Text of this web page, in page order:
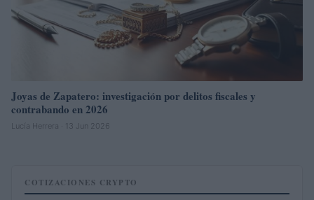
Joyas de Zapatero: investigación por delitos fiscales y
contrabando en 2026
Lucía Herrera · 13 Jun 2026
COTIZACIONES CRYPTO